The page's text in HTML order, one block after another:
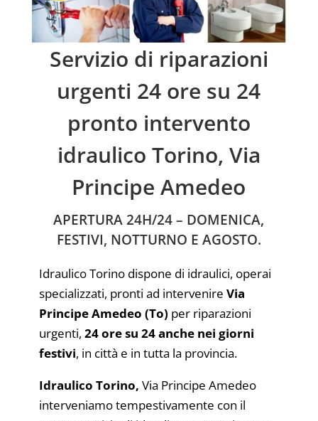
Servizio di riparazioni
urgenti 24 ore su 24
pronto intervento
idraulico Torino, Via
Principe Amedeo
APERTURA 24H/24 – DOMENICA,
FESTIVI, NOTTURNO E AGOSTO.
Idraulico Torino dispone di idraulici, operai
specializzati, pronti ad intervenire Via
Principe Amedeo (To) per riparazioni
urgenti, 24 ore su 24 anche nei giorni
festivi, in città e in tutta la provincia.
Idraulico Torino, Via Principe Amedeo
interveniamo tempestivamente con il